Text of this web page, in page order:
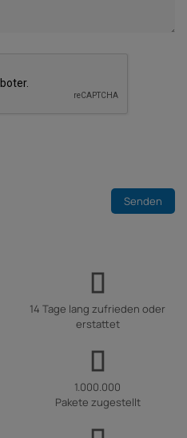
14 Tage lang zufrieden oder
erstattet
1.000.000
Pakete zugestellt